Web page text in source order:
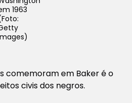
1963
comemoram em Baker é o
civis dos negros.